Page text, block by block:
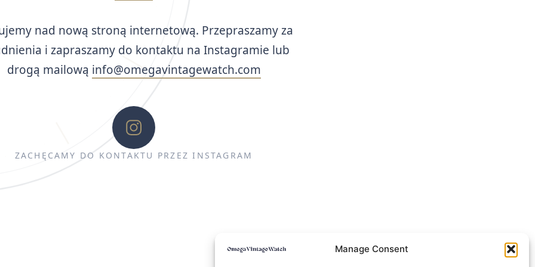
Manage Consent
nad nową stroną internetową. Przepraszamy za
i zapraszamy do kontaktu na Instagramie lub
drogą mailową info@omegavintagewatch.com
ZACHĘCAMY DO KONTAKTU PRZEZ INSTAGRAM